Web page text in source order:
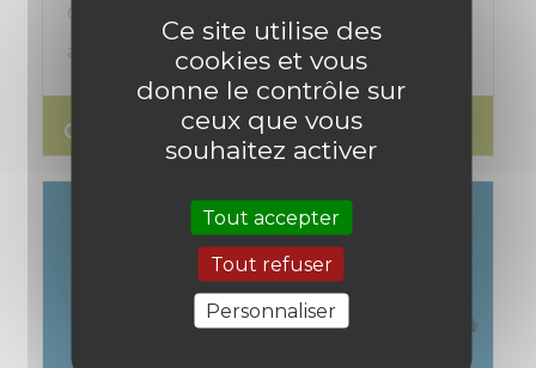
Comment utiliser et comprendre la lune
au jardin et potager ? Un Guide complet
search Lire l'article
Ce site utilise des
cookies et vous
donne le contrôle sur
ceux que vous
souhaitez activer
Tout accepter
Tout refuser
Personnaliser